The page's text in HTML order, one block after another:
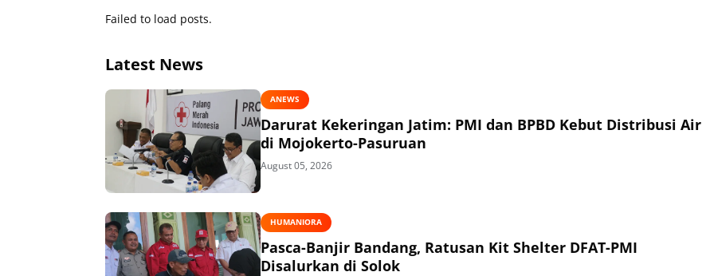
Failed to load posts.
Latest News
ANEWS
Darurat Kekeringan Jatim: PMI dan BPBD Kebut Distribusi Air
di Mojokerto-Pasuruan
August 05, 2026
HUMANIORA
Pasca-Banjir Bandang, Ratusan Kit Shelter DFAT-PMI
Disalurkan di Solok